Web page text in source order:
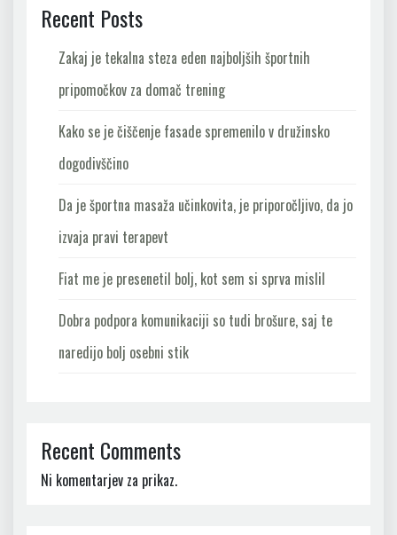
Recent Posts
Zakaj je tekalna steza eden najboljših športnih
pripomočkov za domač trening
Kako se je čiščenje fasade spremenilo v družinsko
dogodivščino
Da je športna masaža učinkovita, je priporočljivo, da jo
izvaja pravi terapevt
Fiat me je presenetil bolj, kot sem si sprva mislil
Dobra podpora komunikaciji so tudi brošure, saj te
naredijo bolj osebni stik
Recent Comments
Ni komentarjev za prikaz.